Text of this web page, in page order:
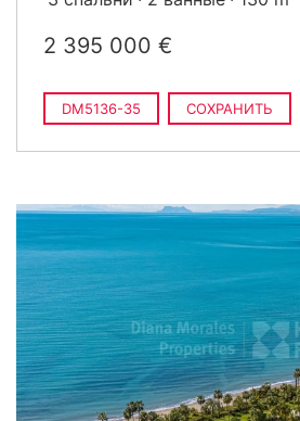
2 395 000 €
DM5136-35 СОХРАНИТЬ